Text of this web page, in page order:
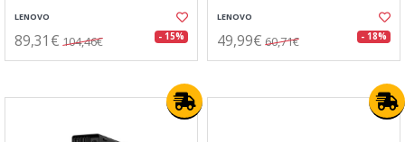
LENOVO
89,31€ 104,46€ - 15%
LENOVO
49,99€ 60,71€ - 18%